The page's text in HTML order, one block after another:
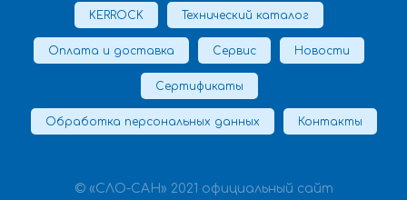
KERROCK Технический каталог
Оплата и доставка Сервис Новости
Сертификаты
Обработка персональных данных Контакты
© «СЛО-САН» 2021 официальный сайт